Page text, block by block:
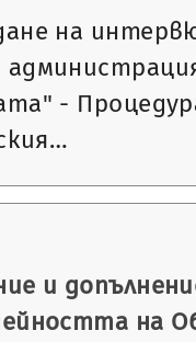
на
- Процедура
и
на